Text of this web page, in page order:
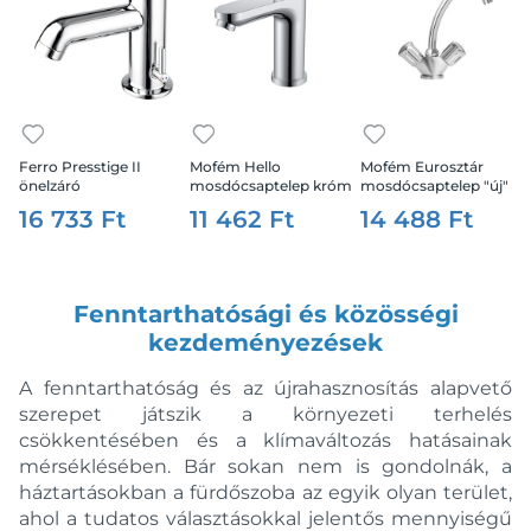
Decus
E2
Elegante
Espirit
Essence
EuroCobe
Eurocube
EUROECO
Euroeco Cosmopolitan
EuroPlus
Eurosmart
Ferro Presstige II
önelzáró
átfolyás- és
16 733 Ft
Mofém Hello
mosdócsaptelep króm
11 462 Ft
Mofém Eurosztár
mosdócsaptelep "új"
14 488 Ft
Fenntarthatósági és közösségi
kezdeményezések
A fenntarthatóság és az újrahasznosítás alapvető
szerepet játszik a környezeti terhelés
csökkentésében és a klímaváltozás hatásainak
mérséklésében. Bár sokan nem is gondolnák, a
háztartásokban a fürdőszoba az egyik olyan terület,
ahol a tudatos választásokkal jelentős mennyiségű